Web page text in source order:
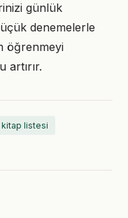
günlük
denemelerle
öğrenmeyi
artırır.
kitap listesi